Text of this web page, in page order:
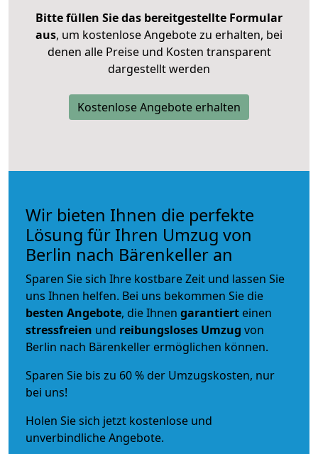
Bitte füllen Sie das bereitgestellte Formular
aus, um kostenlose Angebote zu erhalten, bei
denen alle Preise und Kosten transparent
dargestellt werden
Kostenlose Angebote erhalten
Wir bieten Ihnen die perfekte
Lösung für Ihren Umzug von
Berlin nach Bärenkeller an
Sparen Sie sich Ihre kostbare Zeit und lassen Sie
uns Ihnen helfen. Bei uns bekommen Sie die
besten Angebote, die Ihnen garantiert einen
stressfreien und reibungsloses Umzug von
Berlin nach Bärenkeller ermöglichen können.
Sparen Sie bis zu 60 % der Umzugskosten, nur
bei uns!
Holen Sie sich jetzt kostenlose und
unverbindliche Angebote.